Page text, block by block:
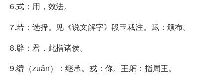
6.式：用，效法。
7.若：选择。见《说文解字》段玉裁注。赋：颁布。
8.辟：君，此指诸侯。
9.缵（zuǎn）：继承。戎：你。王躬：指周王。